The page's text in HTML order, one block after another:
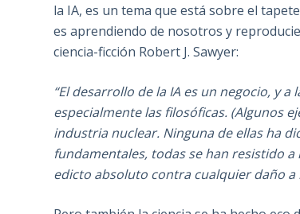
la IA, es un tema que está sobre el
es aprendiendo de nosotros y
ciencia-ficción Robert J. Sawyer:
“El desarrollo de la IA es un negocio, y
especialmente las filosóficas. (Algunos
industria nuclear. Ninguna de ellas ha
fundamentales, todas se han resistido
edicto absoluto contra cualquier daño a